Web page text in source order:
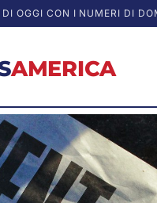
OGGI CON I NUMERI DI
AMERICA